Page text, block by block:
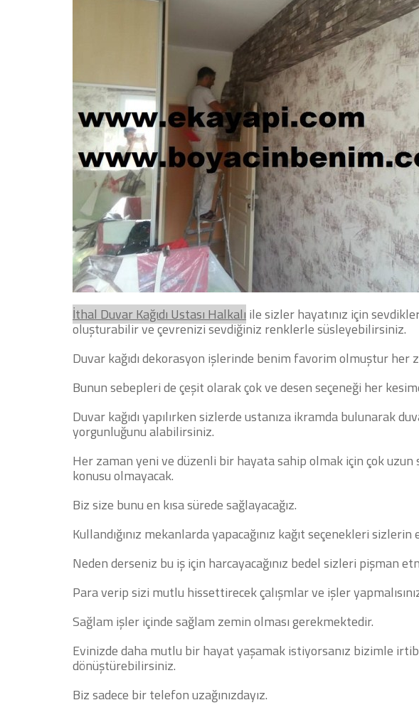
İthal Duvar Kağıdı Ustası Halkalı ile sizler hayatınız için
oluşturabilir ve çevrenizi sevdiğiniz renklerle süsleyebilirsiniz.
Duvar kağıdı dekorasyon işlerinde benim favorim olmuştur her
Bunun sebepleri de çeşit olarak çok ve desen seçeneği her
Duvar kağıdı yapılırken sizlerde ustanıza ikramda bulunarak
yorgunluğunu alabilirsiniz.
Her zaman yeni ve düzenli bir hayata sahip olmak için çok
konusu olmayacak.
Biz size bunu en kısa sürede sağlayacağız.
Kullandığınız mekanlarda yapacağınız kağıt seçenekleri
Neden derseniz bu iş için harcayacağınız bedel sizleri pişman
Para verip sizi mutlu hissettirecek çalışmlar ve işler
Sağlam işler içinde sağlam zemin olması gerekmektedir.
Evinizde daha mutlu bir hayat yaşamak istiyorsanız bizimle
dönüştürebilirsiniz.
Biz sadece bir telefon uzağınızdayız.